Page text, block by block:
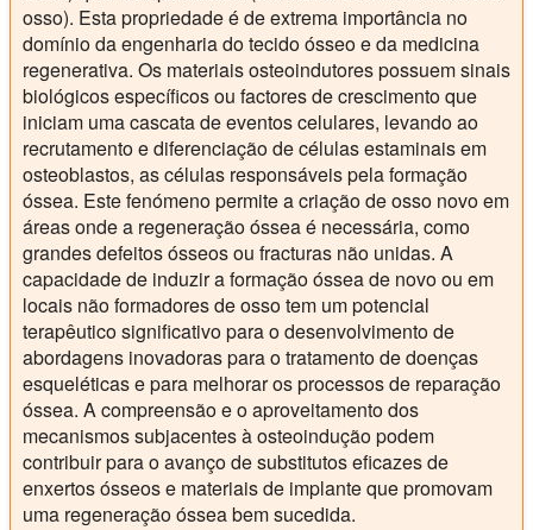
osso). Esta propriedade é de extrema importância no
domínio da engenharia do tecido ósseo e da medicina
regenerativa. Os materiais osteoindutores possuem sinais
biológicos específicos ou factores de crescimento que
iniciam uma cascata de eventos celulares, levando ao
recrutamento e diferenciação de células estaminais em
osteoblastos, as células responsáveis pela formação
óssea. Este fenómeno permite a criação de osso novo em
áreas onde a regeneração óssea é necessária, como
grandes defeitos ósseos ou fracturas não unidas. A
capacidade de induzir a formação óssea de novo ou em
locais não formadores de osso tem um potencial
terapêutico significativo para o desenvolvimento de
abordagens inovadoras para o tratamento de doenças
esqueléticas e para melhorar os processos de reparação
óssea. A compreensão e o aproveitamento dos
mecanismos subjacentes à osteoindução podem
contribuir para o avanço de substitutos eficazes de
enxertos ósseos e materiais de implante que promovam
uma regeneração óssea bem sucedida.